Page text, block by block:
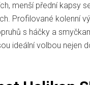
menší přední kapsy
Profilované kolenní
s háčky a
ideální volbou nejen